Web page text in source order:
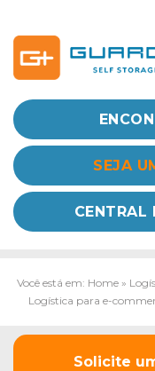
SEJA
CENTRAL
Você está em: Home »
Logística para e-
Solicite